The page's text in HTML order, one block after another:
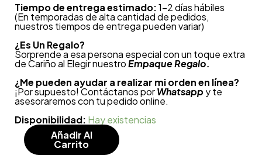
Tiempo de entrega estimado:1-2 días hábiles
(En temporadas de alta cantidad de pedidos,
nuestros tiempos de entrega pueden variar)
¿Es Un Regalo?
Sorprende a esa persona especial con un toque extra
de Cariño al Elegir nuestroEmpaque Regalo.
¿Me pueden ayudar a realizar mi orden en línea?
¡Por supuesto! Contáctanos porWhatsapp y te
asesoraremos con tu pedido online.
Disponibilidad: Hay existencias
Añadir Al
Carrito